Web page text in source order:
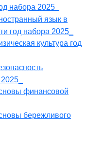
набора 2025_
язык в
год набора 2025_
культура год
финансовой
бережливого